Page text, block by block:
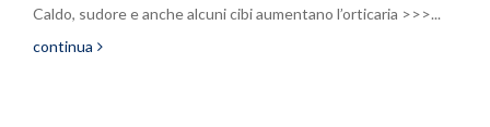
Caldo, sudore e anche alcuni cibi aumentano l’orticaria >>>...
continua